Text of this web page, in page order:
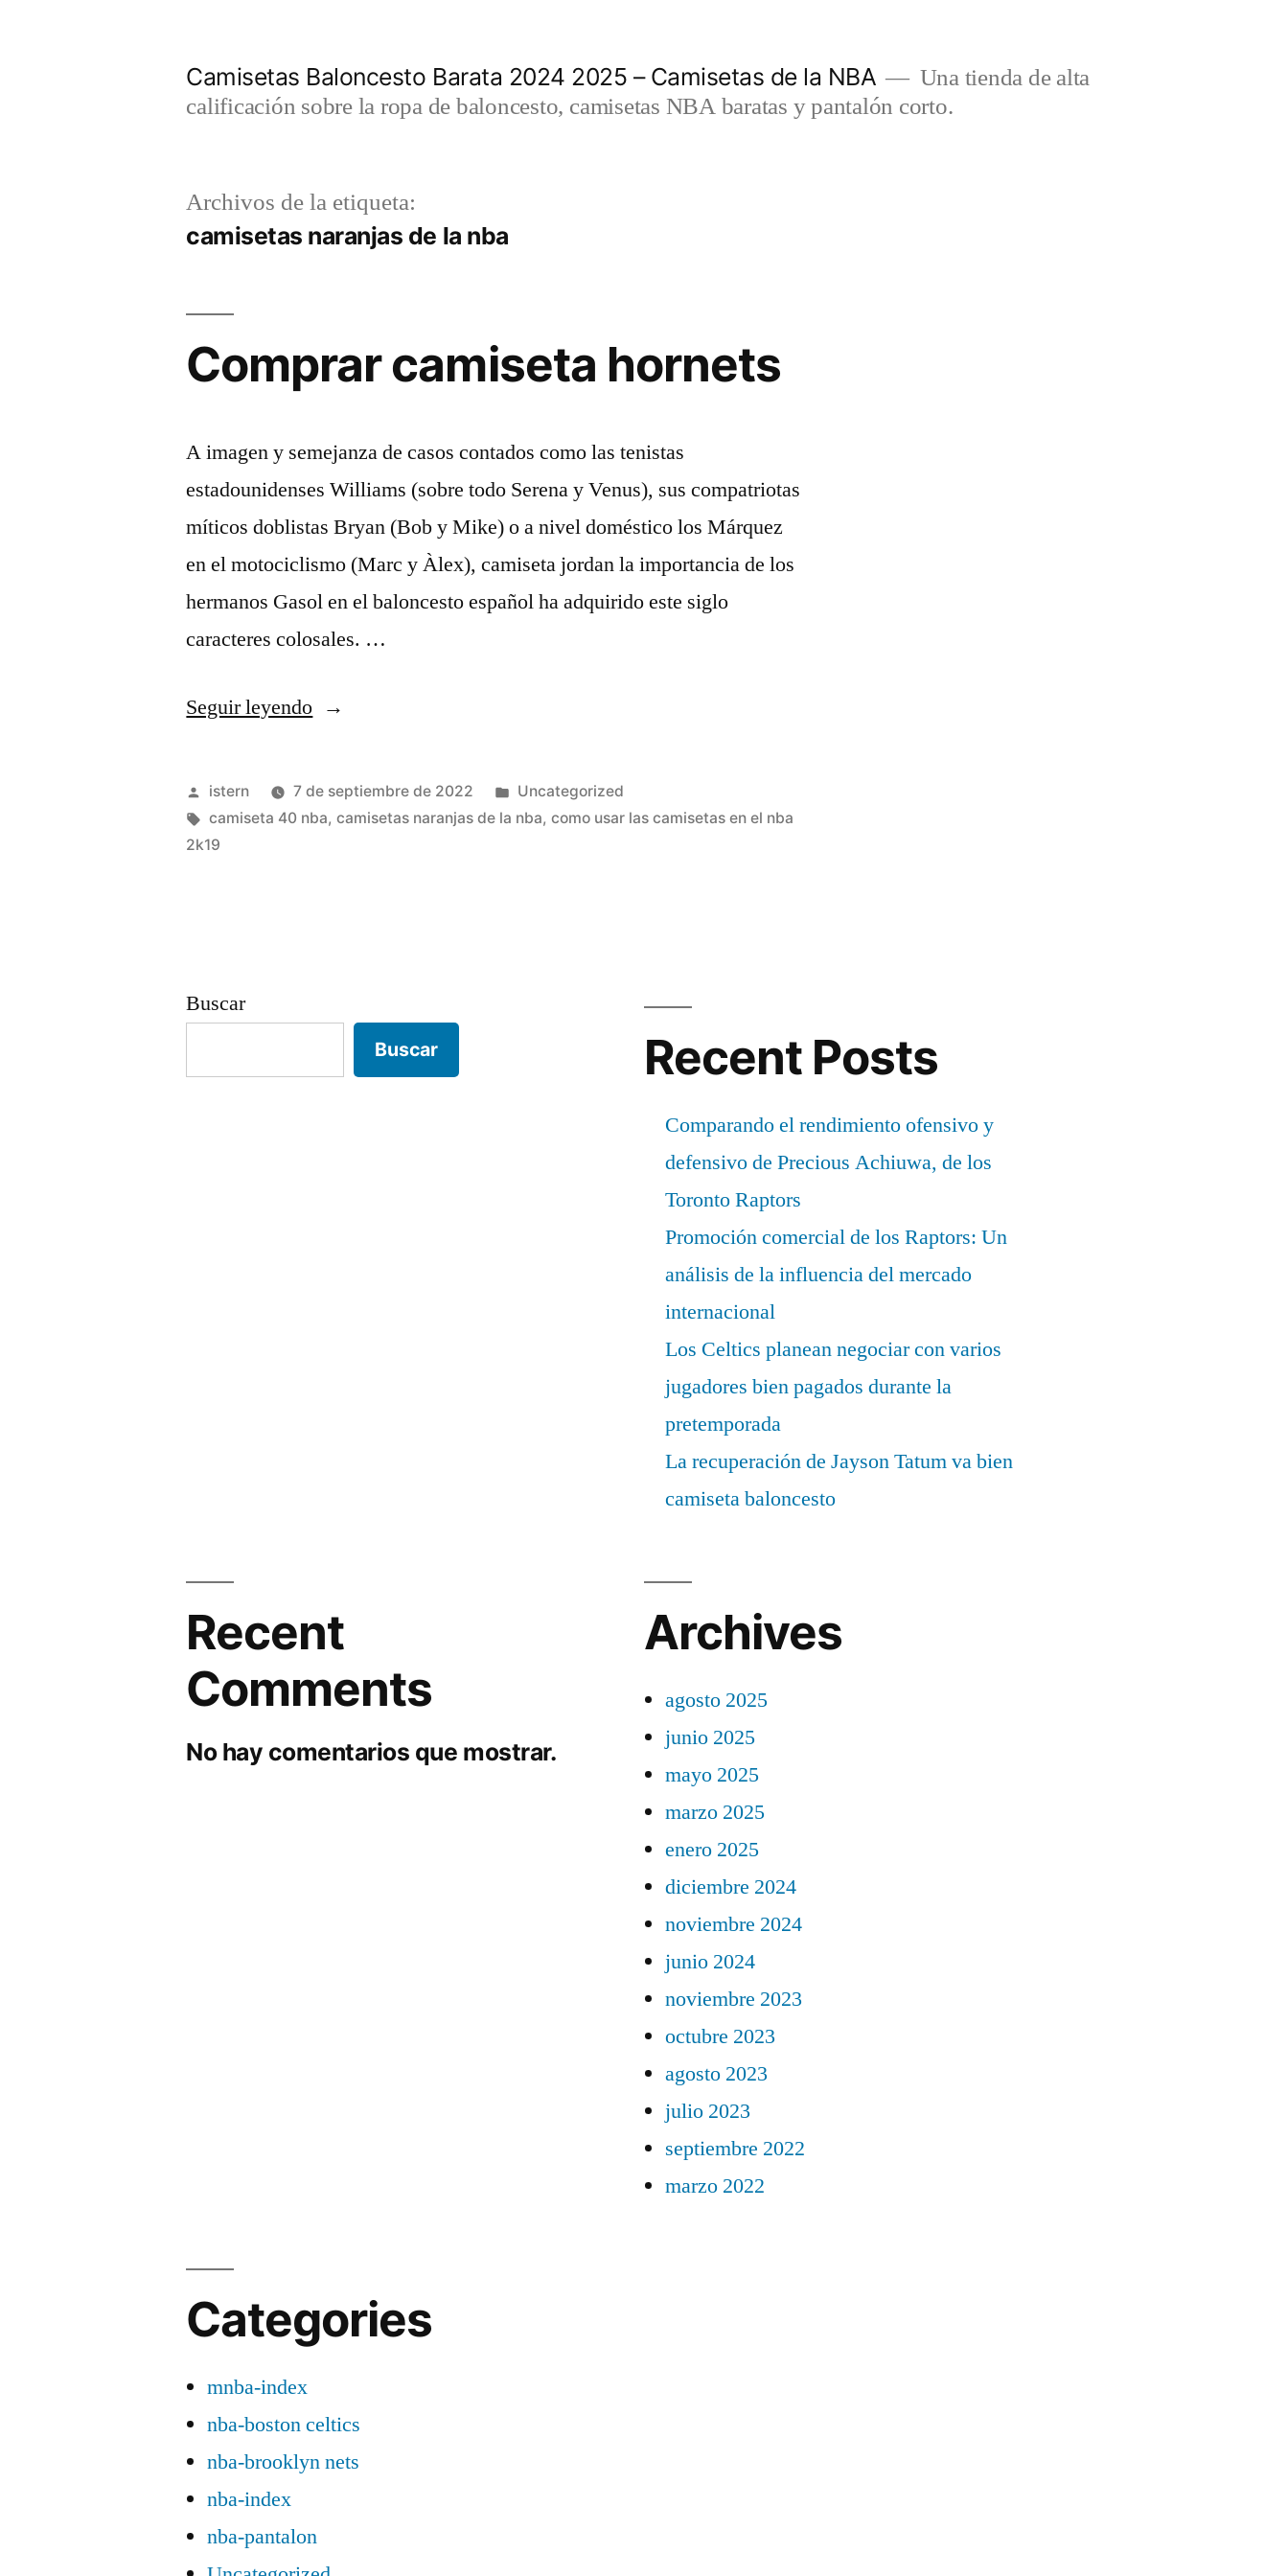
Camisetas Baloncesto Barata 2024 2025 – Camisetas de la NBA
Una tienda de alta
calificación sobre la ropa de baloncesto, camisetas NBA baratas y pantalón corto.
Archivos de la etiqueta:
camisetas naranjas de la nba
Comprar camiseta hornets
A imagen y semejanza de casos contados como las tenistas
estadounidenses Williams (sobre todo Serena y Venus), sus compatriotas
míticos doblistas Bryan (Bob y Mike) o a nivel doméstico los Márquez
en el motociclismo (Marc y Àlex), camiseta jordan la importancia de los
hermanos Gasol en el baloncesto español ha adquirido este siglo
caracteres colosales. …
Seguir leyendo«Comprar
hornets»
Publicado
por
istern 7 de septiembre de 2022
Publicado
en
Uncategorized
Etiquetas:
camiseta 40 nba,camisetas naranjas de la nba,como usar las camisetas en el nba
2k19
Buscar
Buscar Recent Posts
Comparando el rendimiento ofensivo y
defensivo de Precious Achiuwa, de los
Toronto Raptors
Promoción comercial de los Raptors: Un
análisis de la influencia del mercado
internacional
Los Celtics planean negociar con varios
jugadores bien pagados durante la
pretemporada
La recuperación de Jayson Tatum va bien
camiseta baloncesto
Recent
Comments
No hay comentarios que mostrar.
Archives
agosto 2025
junio 2025
mayo 2025
marzo 2025
enero 2025
diciembre 2024
noviembre 2024
junio 2024
noviembre 2023
octubre 2023
agosto 2023
julio 2023
septiembre 2022
marzo 2022
Categories
mnba-index
nba-boston celtics
nba-brooklyn nets
nba-index
nba-pantalon